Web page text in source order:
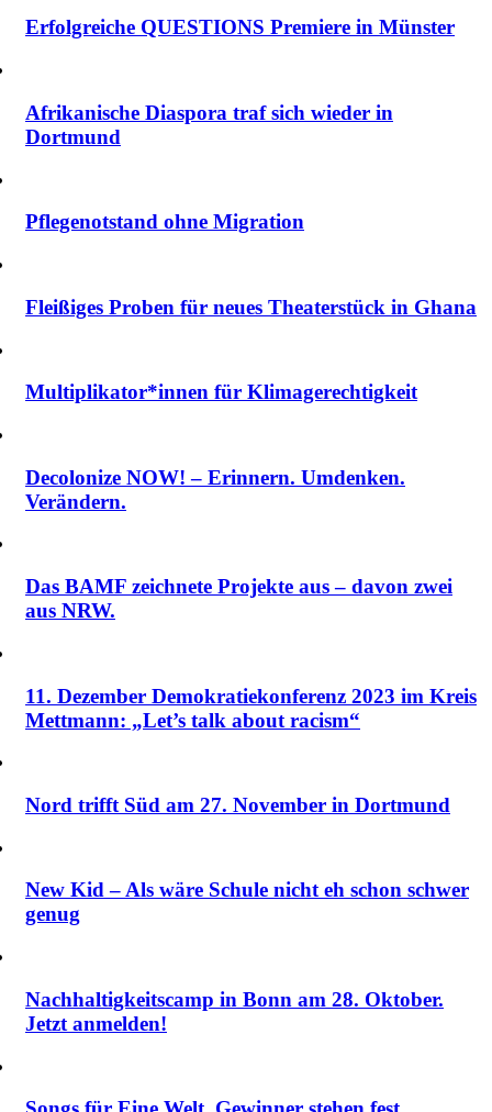
Erfolgreiche QUESTIONS Premiere in Münster
Afrikanische Diaspora traf sich wieder in
Dortmund
Pflegenotstand ohne Migration
Fleißiges Proben für neues Theaterstück in Ghana
Multiplikator*innen für Klimagerechtigkeit
Decolonize NOW! – Erinnern. Umdenken.
Verändern.
Das BAMF zeichnete Projekte aus – davon zwei
aus NRW.
11. Dezember Demokratiekonferenz 2023 im Kreis
Mettmann: „Let’s talk about racism“
Nord trifft Süd am 27. November in Dortmund
New Kid – Als wäre Schule nicht eh schon schwer
genug
Nachhaltigkeitscamp in Bonn am 28. Oktober.
Jetzt anmelden!